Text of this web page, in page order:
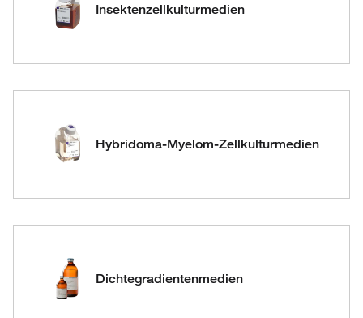
Insektenzellkulturmedien
Hybridoma-Myelom-Zellkulturmedien
Dichtegradientenmedien